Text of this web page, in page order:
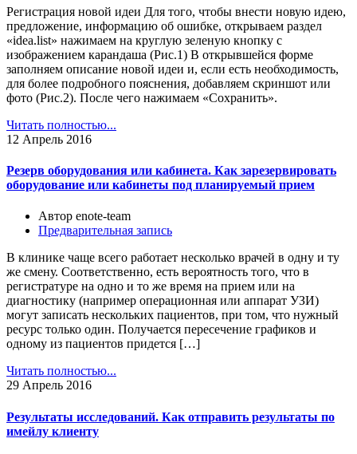
Регистрация новой идеи Для того, чтобы внести новую идею,
предложение, информацию об ошибке, открываем раздел
«idea.list» нажимаем на круглую зеленую кнопку с
изображением карандаша (Рис.1) В открывшейся форме
заполняем описание новой идеи и, если есть необходимость,
для более подробного пояснения, добавляем скриншот или
фото (Рис.2). После чего нажимаем «Сохранить».
Читать полностью...
12 Апрель 2016
Резерв оборудования или кабинета. Как зарезервировать
оборудование или кабинеты под планируемый прием
Автор enote-team
Предварительная запись
В клинике чаще всего работает несколько врачей в одну и ту
же смену. Соответственно, есть вероятность того, что в
регистратуре на одно и то же время на прием или на
диагностику (например операционная или аппарат УЗИ)
могут записать нескольких пациентов, при том, что нужный
ресурс только один. Получается пересечение графиков и
одному из пациентов придется […]
Читать полностью...
29 Апрель 2016
Результаты исследований. Как отправить результаты по
имейлу клиенту